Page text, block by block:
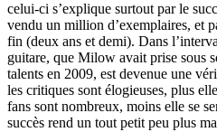
celui-ci s’explique surtout par le
vendu un million d’exemplaires, et
fin (deux ans et demi). Dans
guitare, que Milow avait prise sous
talents en 2009, est devenue une
les critiques sont élogieuses, plus
fans sont nombreux, moins elle se
succès rend un tout petit peu plus